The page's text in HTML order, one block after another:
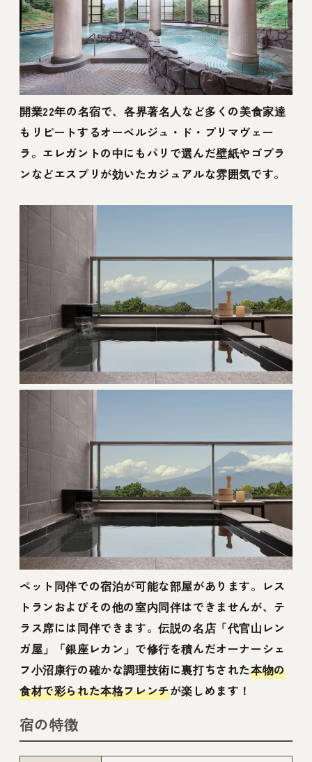
開業22年の名宿で、各界著名人など多くの美食家達
もリピートするオーベルジュ・ド・プリマヴェー
ラ。エレガントの中にもパリで選んだ壁紙やゴブラ
ンなどエスプリが効いたカジュアルな雰囲気です。
ペット同伴での宿泊が可能な部屋があります。レス
トランおよびその他の室内同伴はできませんが、テ
ラス席には同伴できます。伝説の名店「代官山レン
ガ屋」「銀座レカン」で修行を積んだオーナーシェ
フ小沼康行の確かな調理技術に裏打ちされた本物の
食材で彩られた本格フレンチが楽しめます！
宿の特徴